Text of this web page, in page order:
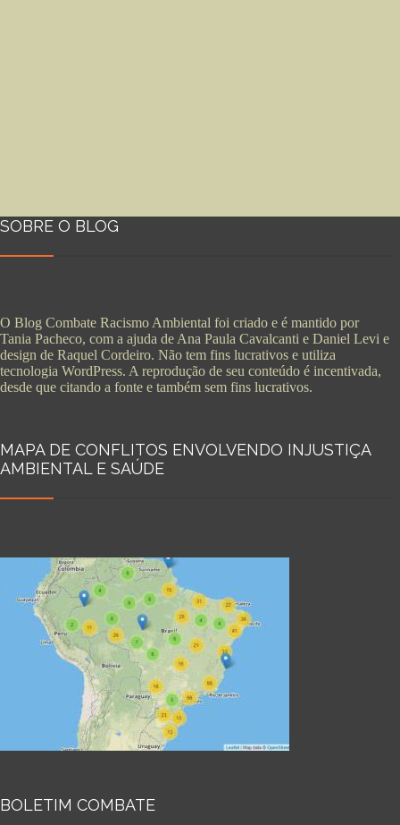
SOBRE O BLOG
O Blog Combate Racismo Ambiental foi criado e é mantido por
Tania Pacheco, com a ajuda de Ana Paula Cavalcanti e Daniel Levi e
design de Raquel Cordeiro. Não tem fins lucrativos e utiliza
tecnologia WordPress. A reprodução de seu conteúdo é incentivada,
desde que citando a fonte e também sem fins lucrativos.
MAPA DE CONFLITOS ENVOLVENDO INJUSTIÇA
AMBIENTAL E SAÚDE
BOLETIM COMBATE